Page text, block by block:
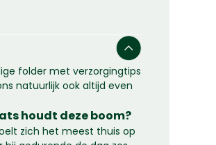
folder met verzorgingtips
natuurlijk ook altijd even
houdt deze boom?
zich het meest thuis op